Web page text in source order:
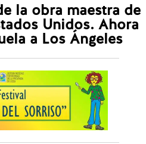
la obra maestra de
Unidos. Ahora
a Los Ángeles